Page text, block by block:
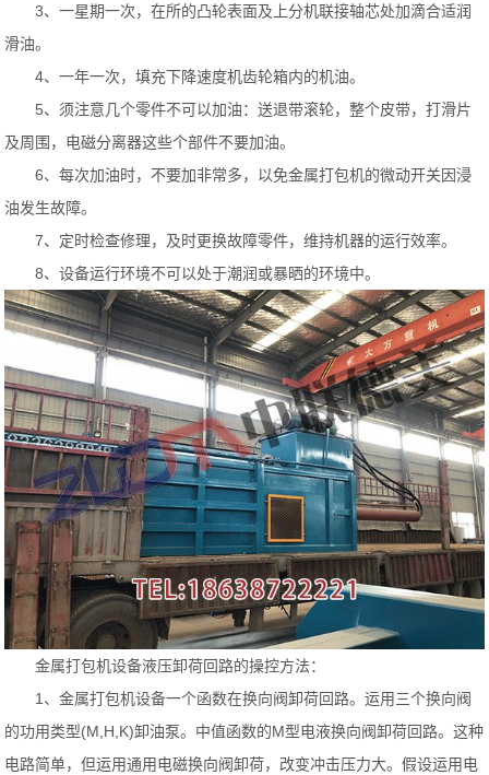
3、一星期一次，在所的凸轮表面及上分机联接轴芯处加滴合适润
滑油。
4、一年一次，填充下降速度机齿轮箱内的机油。
5、须注意几个零件不可以加油：送退带滚轮，整个皮带，打滑片
及周围，电磁分离器这些个部件不要加油。
6、每次加油时，不要加非常多，以免金属打包机的微动开关因浸
油发生故障。
7、定时检查修理，及时更换故障零件，维持机器的运行效率。
8、设备运行环境不可以处于潮润或暴晒的环境中。
金属打包机设备液压卸荷回路的操控方法：
1、金属打包机设备一个函数在换向阀卸荷回路。运用三个换向阀
的功用类型(M,H,K)卸油泵。中值函数的M型电液换向阀卸荷回路。这种
电路简单，但运用通用电磁换向阀卸荷，改变冲击压力大。假设运用电